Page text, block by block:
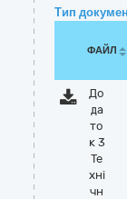
Тип
ФАЙЛ
До
да
то
к 3
Те
хні
чн